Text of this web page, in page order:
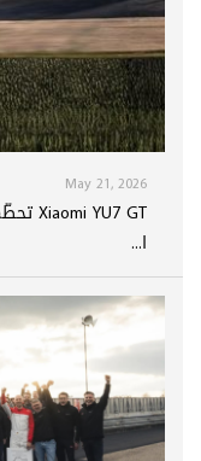
May 21, 2026
ا...